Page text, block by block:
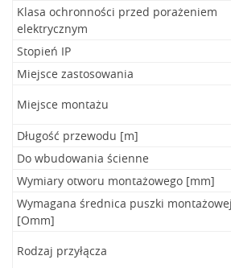
Klasa ochronności przed porażeniem
elektrycznym
Stopień IP
Miejsce zastosowania
Miejsce montażu
Długość przewodu [m]
Do wbudowania ścienne
Wymiary otworu montażowego [mm]
Wymagana średnica puszki montażowej
[Omm]
Rodzaj przyłącza